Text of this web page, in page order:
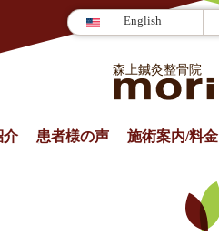
English
介 患者様の声 施術案内/料金